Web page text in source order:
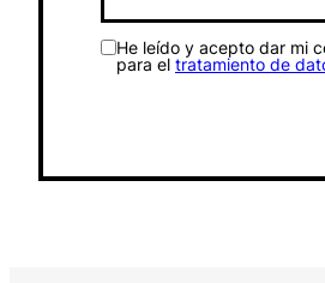
He leído y acepto dar mi
para el tratamiento de